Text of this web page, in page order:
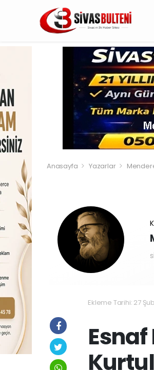
Anasayfa Yazarlar
Ekleme Tarihi: 27